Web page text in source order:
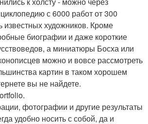
с 6000 работ от 300
известных художников. Кроме
биографии и даже короткие
а миниатюры Босха или
можно и вовсе рассмотреть
картин в таком хорошем
вы не найдете.
фотографии и другие результаты
удобно носить с собой, да и